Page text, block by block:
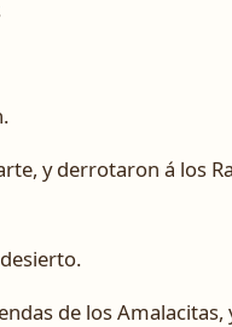
y derrotaron á los
de los Amalacitas,